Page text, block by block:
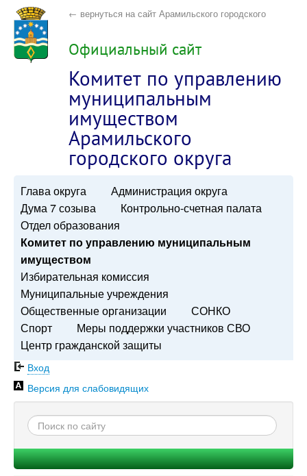
← вернуться на сайт Арамильского городского
округа
Официальный сайт
Комитет по управлению
муниципальным
имуществом
Арамильского
городского округа
Глава округа
Администрация округа
Дума 7 созыва
Контрольно-счетная палата
Отдел образования
Комитет по управлению муниципальным
имуществом
Избирательная комиссия
Муниципальные учреждения
Общественные организации
СОНКО
Спорт
Меры поддержки участников СВО
Центр гражданской защиты
Вход
Версия для слабовидящих